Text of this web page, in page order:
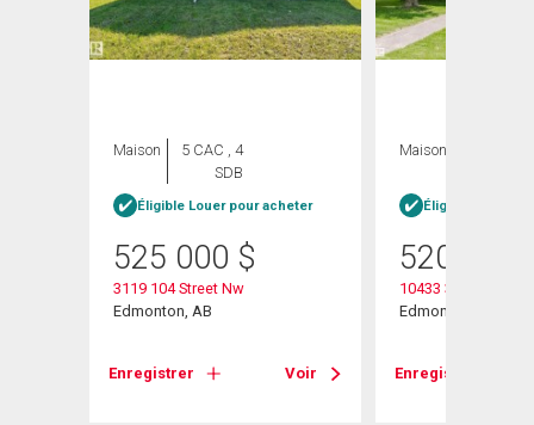
Maison
5 CAC , 4
SDB
Éligible Louer pour acheter
525 000 $
3119 104 Street Nw
Edmonton, AB
Enregistrer Voir
Maison
Éligible Louer
520 000
10433 32a Avenue
Edmonton, AB
Enregistrer